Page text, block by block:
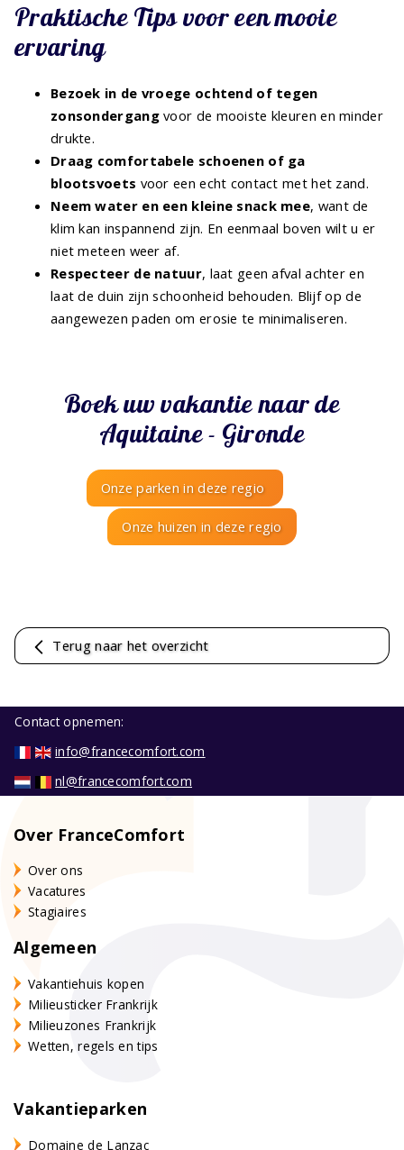
Praktische Tips voor een mooie
ervaring
Bezoek in de vroege ochtend of tegen
zonsondergangvoor de mooiste kleuren en minder
drukte.
Draag comfortabele schoenen of ga
blootsvoets voor een echt contact met het zand.
Neem water en een kleine snack mee, want de
klim kan inspannend zijn. En eenmaal boven wilt u er
niet meteen weer af.
Respecteer de natuur, laat geen afval achter en
laat de duin zijn schoonheid behouden. Blijf op de
aangewezen paden om erosie te minimaliseren.
Boek uw vakantie naar de
Aquitaine - Gironde
Onze parken in deze regio
Onze huizen in deze regio
Terug naar het overzicht
Contact opnemen:
info@francecomfort.com
nl@francecomfort.com
Over FranceComfort
Over ons
Vacatures
Stagiaires
Algemeen
Vakantiehuis kopen
Milieusticker Frankrijk
Milieuzones Frankrijk
Wetten, regels en tips
Vakantieparken
Domaine de Lanzac